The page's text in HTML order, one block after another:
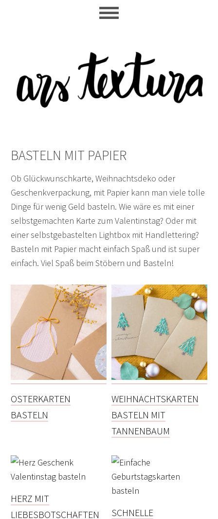
BASTELN MIT PAPIER
Ob Glückwunschkarte, Weihnachtsdeko oder
Geschenkverpackung, mit Papier kann man viele tolle
Dinge für wenig Geld basteln. Wie wäre es mit einer
selbstgemachten Karte zum Valentinstag? Oder mit
einer selbstgebastelten Lightbox mit Handlettering?
Basteln mit Papier macht einfach Spaß und ist super
einfach. Viel Spaß beim Stöbern und Basteln!
OSTERKARTEN
BASTELN
WEIHNACHTSKARTEN
BASTELN MIT
TANNENBAUM
HERZ MIT
LIEBESBOTSCHAFTEN
SCHNELLE